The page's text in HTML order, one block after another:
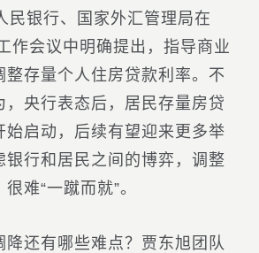
民银行、国家外汇管理局在
作会议中明确提出，指导商业
整存量个人住房贷款利率。不
，央行表态后，居民存量房贷
始启动，后续有望迎来更多举
银行和居民之间的博弈，调整
难“一蹴而就”。
还有哪些难点？贾东旭团队